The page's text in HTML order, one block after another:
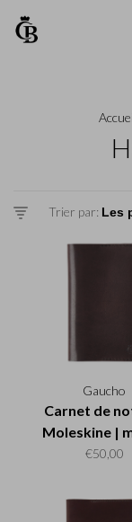
Trier par:
Gaucho
Carnet de
Moleskine |
€50,00